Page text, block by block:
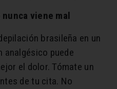
viene mal
brasileña en un
analgésico puede
el dolor. Tómate un
de tu cita. No